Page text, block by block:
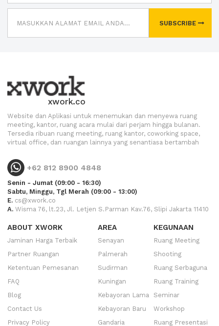
SUBSCRIBE
xwork.co
Website dan Aplikasi untuk menemukan dan menyewa ruang
meeting, kantor, ruang acara mulai dari perjam hingga bulanan.
Tersedia ribuan ruang meeting, ruang kantor, coworking space,
virtual office, dan ruangan lainnya yang senantiasa bertambah
+62 812 8900 4848
Senin - Jumat (09:00 - 16:30)
Sabtu, Minggu, Tgl Merah (09:00 - 13:00)
E. cs@xwork.co
A. Wisma 76, lt.23, Jl. Letjen S.Parman Kav.76, Slipi Jakarta 11410
ABOUT XWORK
Jaminan Harga Terbaik
Partner Ruangan
Ketentuan Pemesanan
FAQ
Blog
Contact Us
Privacy Policy
AREA
Senayan
Palmerah
Sudirman
Kuningan
Kebayoran Lama
Kebayoran Baru
Gandaria
KEGUNAAN
Ruang Meeting
Shooting
Ruang Serbaguna
Ruang Training
Seminar
Workshop
Ruang Presentasi